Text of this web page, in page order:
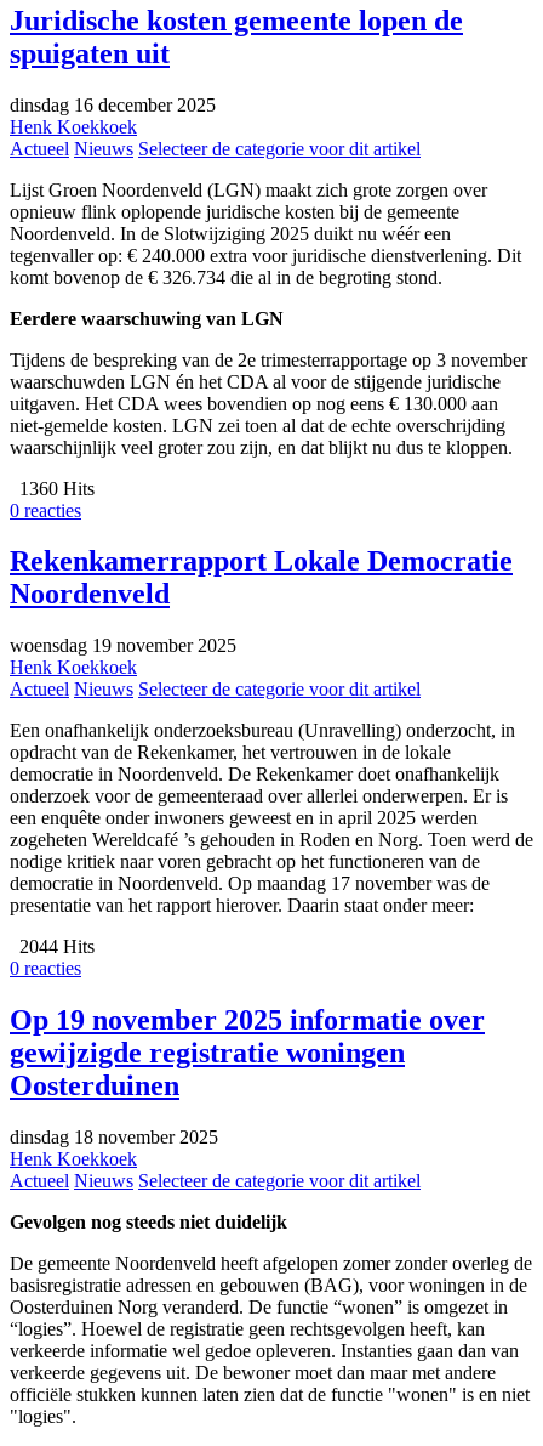
Juridische kosten gemeente lopen de
spuigaten uit
dinsdag 16 december 2025
Henk Koekkoek
Actueel Nieuws Selecteer de categorie voor dit artikel
Lijst Groen Noordenveld (LGN) maakt zich grote zorgen over
opnieuw flink oplopende juridische kosten bij de gemeente
Noordenveld. In de Slotwijziging 2025 duikt nu wéér een
tegenvaller op: € 240.000 extra voor juridische dienstverlening. Dit
komt bovenop de € 326.734 die al in de begroting stond.
Eerdere waarschuwing van LGN
Tijdens de bespreking van de 2e trimesterrapportage op 3 november
waarschuwden LGN én het CDA al voor de stijgende juridische
uitgaven. Het CDA wees bovendien op nog eens € 130.000 aan
niet-gemelde kosten. LGN zei toen al dat de echte overschrijding
waarschijnlijk veel groter zou zijn, en dat blijkt nu dus te kloppen.
1360 Hits
0 reacties
Rekenkamerrapport Lokale Democratie
Noordenveld
woensdag 19 november 2025
Henk Koekkoek
Actueel Nieuws Selecteer de categorie voor dit artikel
Een onafhankelijk onderzoeksbureau (Unravelling) onderzocht, in
opdracht van de Rekenkamer, het vertrouwen in de lokale
democratie in Noordenveld. De Rekenkamer doet onafhankelijk
onderzoek voor de gemeenteraad over allerlei onderwerpen. Er is
een enquête onder inwoners geweest en in april 2025 werden
zogeheten Wereldcafé ’s gehouden in Roden en Norg. Toen werd de
nodige kritiek naar voren gebracht op het functioneren van de
democratie in Noordenveld. Op maandag 17 november was de
presentatie van het rapport hierover. Daarin staat onder meer:
2044 Hits
0 reacties
Op 19 november 2025 informatie over
gewijzigde registratie woningen
Oosterduinen
dinsdag 18 november 2025
Henk Koekkoek
Actueel Nieuws Selecteer de categorie voor dit artikel
Gevolgen nog steeds niet duidelijk
De gemeente Noordenveld heeft afgelopen zomer zonder overleg de
basisregistratie adressen en gebouwen (BAG), voor woningen in de
Oosterduinen Norg veranderd. De functie “wonen” is omgezet in
“logies”. Hoewel de registratie geen rechtsgevolgen heeft, kan
verkeerde informatie wel gedoe opleveren. Instanties gaan dan van
verkeerde gegevens uit. De bewoner moet dan maar met andere
officiële stukken kunnen laten zien dat de functie "wonen" is en niet
"logies".